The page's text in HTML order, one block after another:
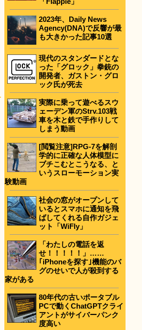
2023年、Daily News
Agency(DNA)で反響が最
も大きかった記事10選
現代のスタンダードとな
った「グロック」拳銃の
開発者、ガストン・グロ
ック氏が死去
実際に乗って遊べるスウ
ェーデン軍のStrv.103戦
車を木と鉄で手作りして
しまう動画
[閲覧注意]RPG-7を解剖
学的に正確な人体模型に
ブチこむとこうなる、と
いうスローモーション実
験動画
社会の窓がオープンして
いるとスマホに通知を飛
ばしてくれる自作ガジェ
ット「WiFly」
「わたしの電話を返
せ！！！！！」……
｢iPhoneを探す｣機能のバ
グのせいで人が殺到する
家がある
80年代の古いポータブル
PCで動くChatGPTクライ
アントがサイバーパンク
度高い